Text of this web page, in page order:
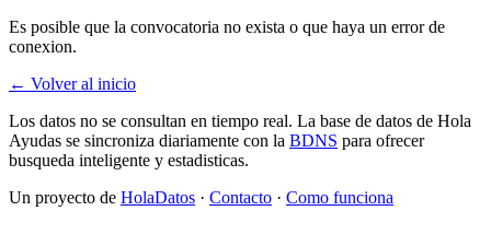
Es posible que la convocatoria no exista o que haya un error de
conexion.
← Volver al inicio
Los datos no se consultan en tiempo real. La base de datos de Hola
Ayudas se sincroniza diariamente con la BDNS para ofrecer
busqueda inteligente y estadisticas.
Un proyecto de HolaDatos · Contacto · Como funciona